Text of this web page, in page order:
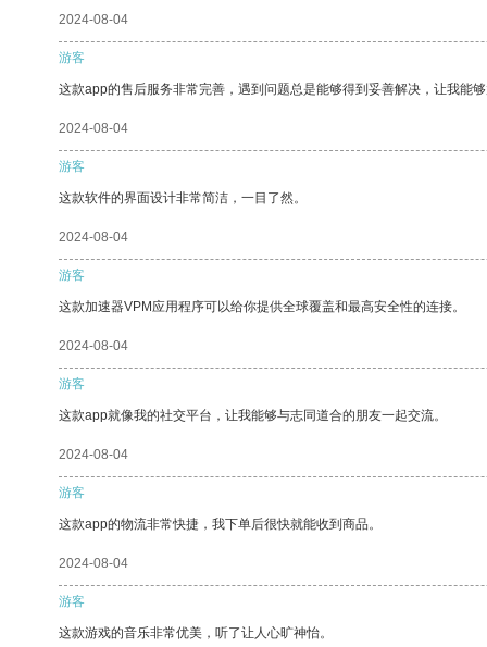
2024-08-04
游客
这款app的售后服务非常完善，遇到问题总是能够得到妥善解决，让我能够
2024-08-04
游客
这款软件的界面设计非常简洁，一目了然。
2024-08-04
游客
这款加速器VPM应用程序可以给你提供全球覆盖和最高安全性的连接。
2024-08-04
游客
这款app就像我的社交平台，让我能够与志同道合的朋友一起交流。
2024-08-04
游客
这款app的物流非常快捷，我下单后很快就能收到商品。
2024-08-04
游客
这款游戏的音乐非常优美，听了让人心旷神怡。